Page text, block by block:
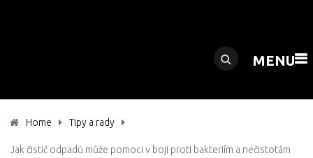
MENU
Home Tipy a rady
Jak čistič odpadů může pomoci v boji proti bakteriím a nečistotám